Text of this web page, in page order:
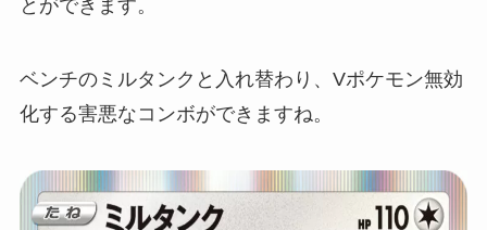
とができます。
ベンチのミルタンクと入れ替わり、Vポケモン無効
化する害悪なコンボができますね。